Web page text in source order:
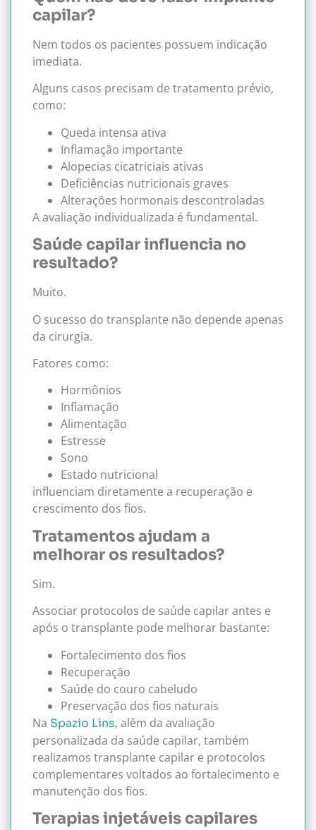
capilar?
Nem todos os pacientes possuem indicação
imediata.
Alguns casos precisam de tratamento prévio,
como:
Queda intensa ativa
Inflamação importante
Alopecias cicatriciais ativas
Deficiências nutricionais graves
Alterações hormonais descontroladas
A avaliação individualizada é fundamental.
Saúde capilar influencia no
resultado?
Muito.
O sucesso do transplante não depende apenas
da cirurgia.
Fatores como:
Hormônios
Inflamação
Alimentação
Estresse
Sono
Estado nutricional
influenciam diretamente a recuperação e
crescimento dos fios.
Tratamentos ajudam a
melhorar os resultados?
Sim.
Associar protocolos de saúde capilar antes e
após o transplante pode melhorar bastante:
Fortalecimento dos fios
Recuperação
Saúde do couro cabeludo
Preservação dos fios naturais
Na Spazio Lins, além da avaliação
personalizada da saúde capilar, também
realizamos transplante capilar e protocolos
complementares voltados ao fortalecimento e
manutenção dos fios.
Terapias injetáveis capilares